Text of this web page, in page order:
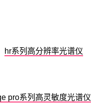
hr系列高分辨率光谱仪
pro系列高灵敏度光谱仪